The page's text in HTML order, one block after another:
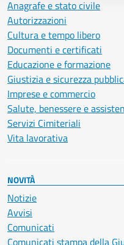
Anagrafe e stato civile
Autorizzazioni
Cultura e tempo libero
Documenti e certificati
Educazione e formazione
Giustizia e sicurezza
Imprese e commercio
Salute, benessere e
Servizi Cimiteriali
Vita lavorativa
NOVITÀ
Notizie
Avvisi
Comunicati